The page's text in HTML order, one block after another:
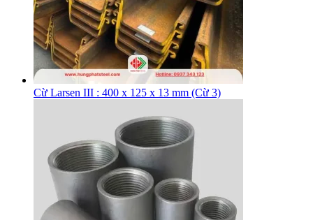
Cừ Larsen III : 400 x 125 x 13 mm (Cừ 3)